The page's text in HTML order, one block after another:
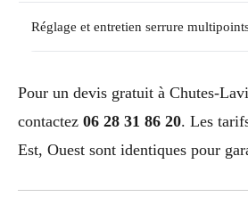
Réglage et entretien serrure
Pour un devis gratuit à Chutes-
contactez 06 28 31 86 20. Les
Est, Ouest sont identiques pour